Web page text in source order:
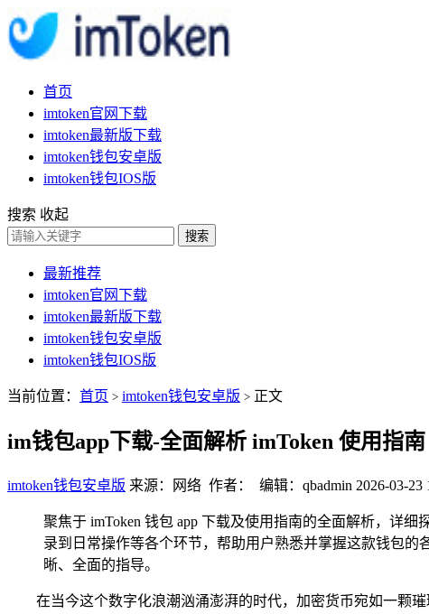
首页
imtoken官网下载
imtoken最新版下载
imtoken钱包安卓版
imtoken钱包IOS版
搜索 收起
搜索
最新推荐
imtoken官网下载
imtoken最新版下载
imtoken钱包安卓版
imtoken钱包IOS版
当前位置： 首页 > imtoken钱包安卓版 > 正文
im钱包app下载-全面解析 imToken 使用指南
imtoken钱包安卓版 来源：网络 作者： 编辑：qbadmin 2026-03-23
聚焦于 imToken 钱包 app 下载及使用指南的全面解析，详
录到日常操作等各个环节，帮助用户熟悉并掌握这款钱包
晰、全面的指导。
在当今这个数字化浪潮汹涌澎湃的时代，加密货币宛如一颗